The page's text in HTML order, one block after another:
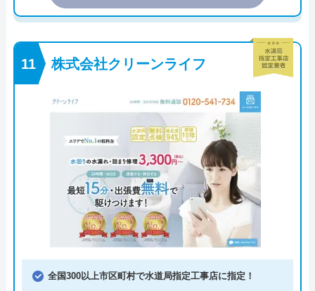
株式会社クリーンライフ
全国300以上市区町村で水道局指定工事店に指定！